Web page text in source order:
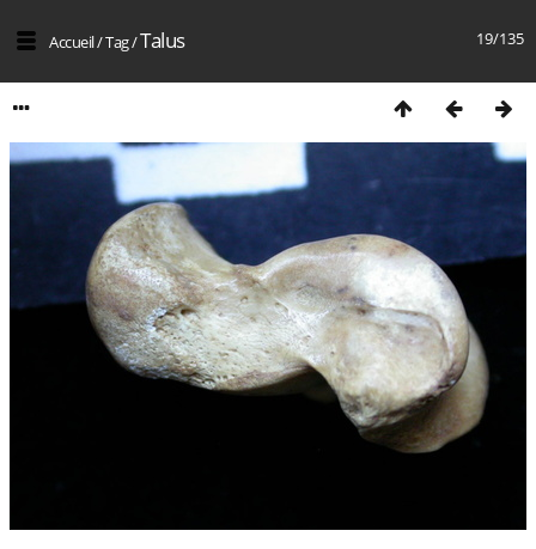
19/135
Accueil/Tag/Talus